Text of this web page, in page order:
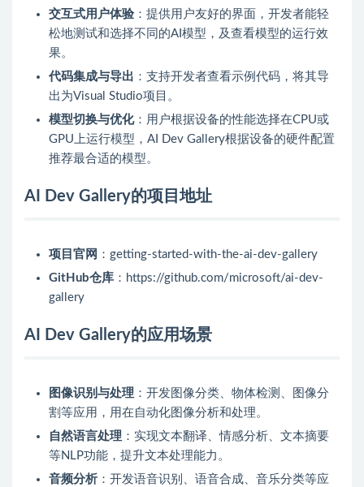
交互式用户体验：提供用户友好的界面，开发者能轻
松地测试和选择不同的AI模型，及查看模型的运行效
果。
代码集成与导出 ：支持开发者查看示例代码，将其导
出为Visual Studio项目。
模型切换与优化：用户根据设备的性能选择在CPU或
GPU上运行模型，AI Dev Gallery根据设备的硬件配置
推荐最合适的模型。
AI Dev Gallery的项目地址
项目官网 ：getting-started-with-the-ai-dev-gallery
GitHub仓库 ：https://github.com/microsoft/ai-dev-
gallery
AI Dev Gallery的应用场景
图像识别与处理 ：开发图像分类、物体检测、图像分
割等应用，用在自动化图像分析和处理。
自然语言处理 ：实现文本翻译、情感分析、文本摘要
等NLP功能，提升文本处理能力。
音频分析 ：开发语音识别、语音合成、音乐分类等应